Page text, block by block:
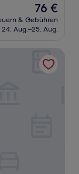
Der
Preis
beträgt
76 €
& Gebühren
24. Aug.–25. Aug.